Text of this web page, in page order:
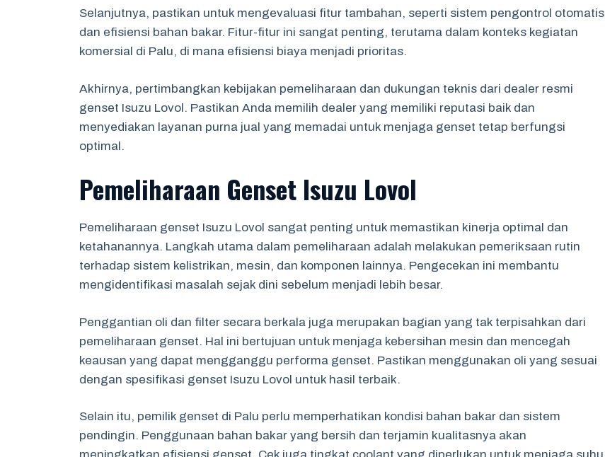
Selanjutnya, pastikan untuk mengevaluasi fitur tambahan, seperti sistem pengontrol otomatis
dan efisiensi bahan bakar. Fitur-fitur ini sangat penting, terutama dalam konteks kegiatan
komersial di Palu, di mana efisiensi biaya menjadi prioritas.
Akhirnya, pertimbangkan kebijakan pemeliharaan dan dukungan teknis dari dealer resmi
genset Isuzu Lovol. Pastikan Anda memilih dealer yang memiliki reputasi baik dan
menyediakan layanan purna jual yang memadai untuk menjaga genset tetap berfungsi
optimal.
Pemeliharaan Genset Isuzu Lovol
Pemeliharaan genset Isuzu Lovol sangat penting untuk memastikan kinerja optimal dan
ketahanannya. Langkah utama dalam pemeliharaan adalah melakukan pemeriksaan rutin
terhadap sistem kelistrikan, mesin, dan komponen lainnya. Pengecekan ini membantu
mengidentifikasi masalah sejak dini sebelum menjadi lebih besar.
Penggantian oli dan filter secara berkala juga merupakan bagian yang tak terpisahkan dari
pemeliharaan genset. Hal ini bertujuan untuk menjaga kebersihan mesin dan mencegah
keausan yang dapat mengganggu performa genset. Pastikan menggunakan oli yang sesuai
dengan spesifikasi genset Isuzu Lovol untuk hasil terbaik.
Selain itu, pemilik genset di Palu perlu memperhatikan kondisi bahan bakar dan sistem
pendingin. Penggunaan bahan bakar yang bersih dan terjamin kualitasnya akan